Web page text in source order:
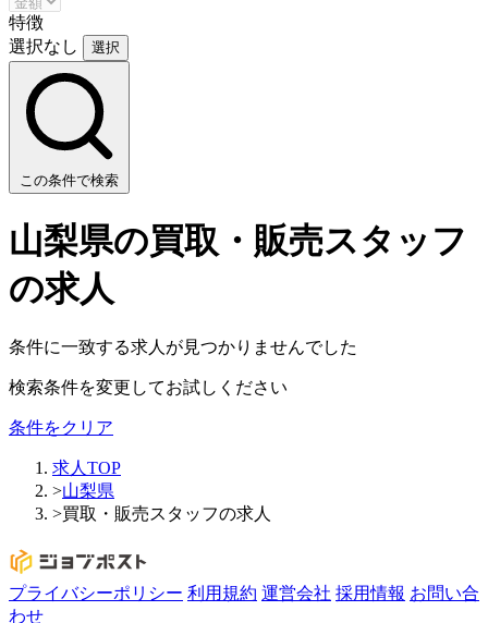
特徴
選択なし
選択
この条件で検索
山梨県の買取・販売スタッフ
の求人
条件に一致する求人が見つかりませんでした
検索条件を変更してお試しください
条件をクリア
求人TOP
>山梨県
>買取・販売スタッフの求人
プライバシーポリシー 利用規約 運営会社 採用情報 お問い合
わせ